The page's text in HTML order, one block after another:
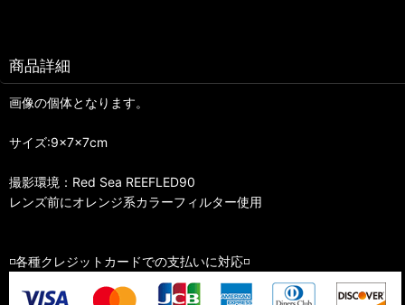
商品詳細
画像の個体となります。
サイズ:9×7×7cm
撮影環境：Red Sea REEFLED90
レンズ前にオレンジ系カラーフィルター使用
◽️各種クレジットカードでの支払いに対応◽️